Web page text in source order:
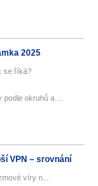
2025
se říká?
podle okruhů a ...
VPN – srovnání
víry n...